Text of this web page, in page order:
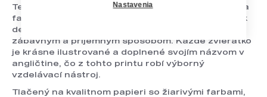
Tento očarujúci a farebný print zobrazuje život na
farme plný milých hospodárskych zvieratiek, a tak
deťom pomáha spoznávať rôzne druhy zvierat
zábavným a príjemným spôsobom. Každé zvieratko
je krásne ilustrované a doplnené svojím názvom v
angličtine, čo z tohto printu robí výborný
vzdelávací nástroj.
Tlačený na kvalitnom papieri so žiarivými farbami,
Nastavenia